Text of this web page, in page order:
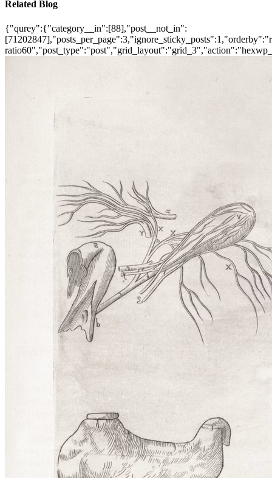
Related Blog
{"qurey":{"category__in":[88],"post__not_in":